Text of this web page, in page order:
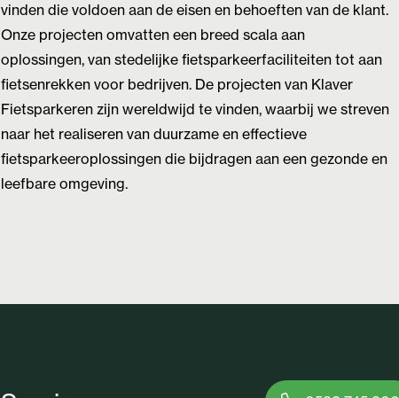
vinden die voldoen aan de eisen en behoeften van de klant.
Onze projecten omvatten een breed scala aan
oplossingen, van stedelijke fietsparkeerfaciliteiten tot aan
fietsenrekken voor bedrijven. De projecten van Klaver
Fietsparkeren zijn wereldwijd te vinden, waarbij we streven
naar het realiseren van duurzame en effectieve
fietsparkeeroplossingen die bijdragen aan een gezonde en
leefbare omgeving.